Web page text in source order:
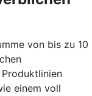
von bis zu 10
einem voll